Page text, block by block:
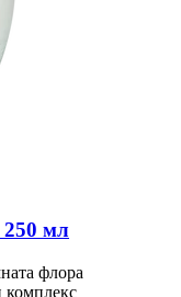
мл
флора
комплекс